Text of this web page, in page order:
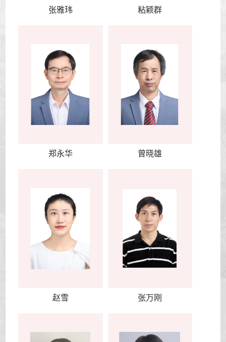
张雅玮 粘颖群
郑永华 曾晓雄
赵雪 张万刚